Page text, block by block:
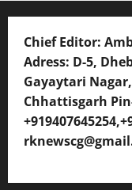
Chief Editor:
Adress: D-5,
Gayaytari
Chhattisgarh